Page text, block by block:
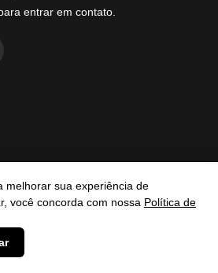
melhorar sua experiência de
você concorda com nossa Política de
entrar em contato.